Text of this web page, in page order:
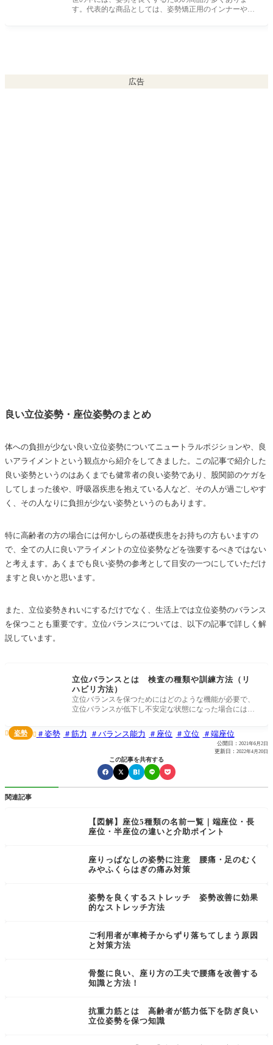
す。代表的な商品としては、姿勢矯正用のインナーや椅
広告
良い立位姿勢・座位姿勢のまとめ
体への負担が少ない良い立位姿勢についてニュートラルポジションや、良
いアライメントという観点から紹介をしてきました。この記事で紹介した
良い姿勢というのはあくまでも健常者の良い姿勢であり、股関節のケガを
してしまった後や、呼吸器疾患を抱えている人など、その人が過ごしやす
く、その人なりに負担が少ない姿勢というのもあります。
特に高齢者の方の場合には何かしらの基礎疾患をお持ちの方もいますの
で、全ての人に良いアライメントの立位姿勢などを強要するべきではない
と考えます。あくまでも良い姿勢の参考として目安の一つにしていただけ
ますと良いかと思います。
また、立位姿勢きれいにするだけでなく、生活上では立位姿勢のバランス
を保つことも重要です。立位バランスについては、以下の記事で詳しく解
説しています。
立位バランスとは 検査の種類や訓練方法（リ
ハビリ方法）
立位バランスを保つためにはどのような機能が必要で、
立位バランスが低下し不安定な状態になった場合には、
 姿勢  姿勢 筋力 バランス能力 座位 立位 端座位
公開日： 2021年6月2日
更新日： 2022年4月20日
この記事を共有する
関連記事
【図解】座位5種類の名前一覧｜端座位・長
座位・半座位の違いと介助ポイント
座りっぱなしの姿勢に注意 腰痛・足のむく
みやふくらはぎの痛み対策
姿勢を良くするストレッチ 姿勢改善に効果
的なストレッチ方法
ご利用者が車椅子からずり落ちてしまう原因
と対策方法
骨盤に良い、座り方の工夫で腰痛を改善する
知識と方法！
抗重力筋とは 高齢者が筋力低下を防ぎ良い
立位姿勢を保つ知識